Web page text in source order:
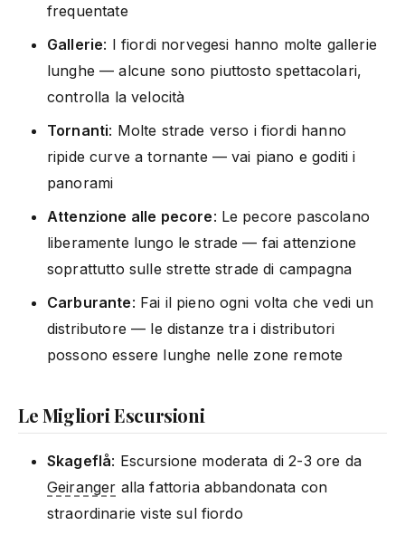
frequentate
Gallerie: I fiordi norvegesi hanno molte gallerie
lunghe — alcune sono piuttosto spettacolari,
controlla la velocità
Tornanti: Molte strade verso i fiordi hanno
ripide curve a tornante — vai piano e goditi i
panorami
Attenzione alle pecore: Le pecore pascolano
liberamente lungo le strade — fai attenzione
soprattutto sulle strette strade di campagna
Carburante: Fai il pieno ogni volta che vedi un
distributore — le distanze tra i distributori
possono essere lunghe nelle zone remote
Le Migliori Escursioni
Skageflå: Escursione moderata di 2-3 ore da
Geiranger alla fattoria abbandonata con
straordinarie viste sul fiordo